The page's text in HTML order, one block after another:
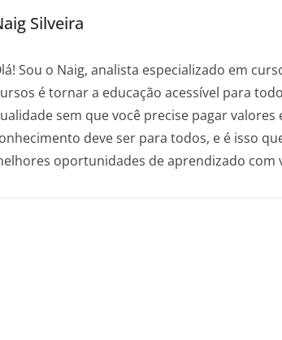
g m
Silveira
Sou o Naig, analista especializado em
é tornar a educação acessível para
sem que você precise pagar
deve ser para todos, e é isso
oportunidades de aprendizado com